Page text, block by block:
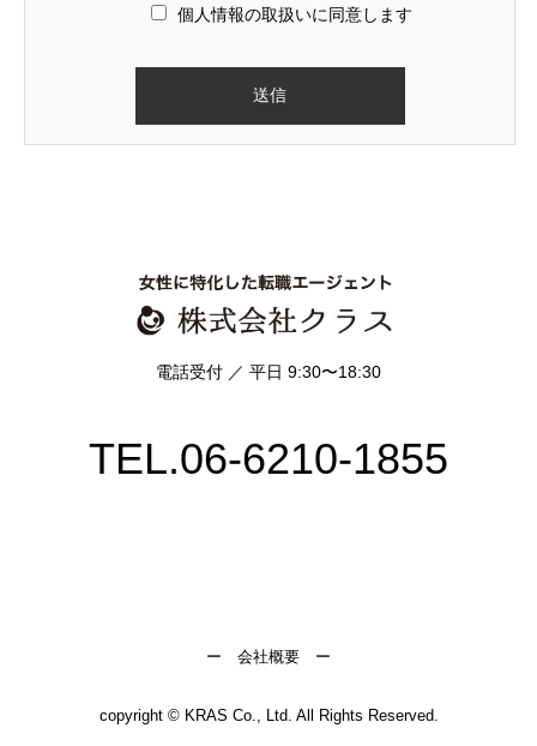
連絡先名称：個人情報相談受付窓口
個人情報保護管理者：松室 匡哉
人材紹介事業における転職支援サービスのご提
供のため
d) 個人情報を第三者に提供する場合
の方の紹介のために紹介先企業または求人情報
を保有する職業紹介事業者へ提供します。それ
e) 個人情報の取扱いの委託を行う場合
範囲内で、当社が信頼に足ると判断した協力会
個人情報の取扱いに同意します
電話受付 ／ 平日 9:30〜18:30
TEL.06-6210-1855
ー 会社概要 ー
copyright © KRAS Co., Ltd. All Rights Reserved.